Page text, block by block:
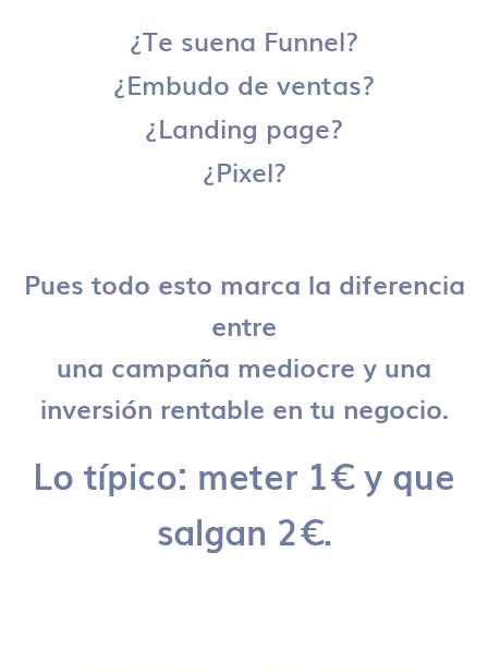
¿Te suena Funnel?
¿Embudo de ventas?
¿Landing page?
¿Pixel?
Pues todo esto marca la diferencia
entre
una campaña mediocre y una
inversión rentable en tu negocio.
Lo típico: meter 1€ y que
salgan 2€.